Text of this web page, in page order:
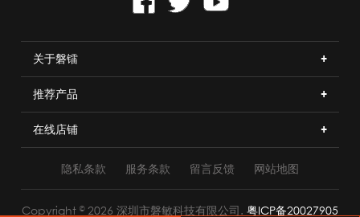
关于磐镭
推荐产品
在线店铺
隐私条款 服务条款 留言反馈 网站地图
Copyright ©2026 深圳市磐敏科技有限公司. 粤ICP备20027905